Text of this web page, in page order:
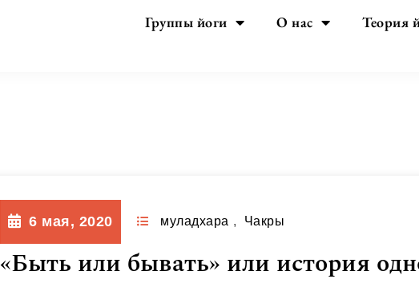
Группы йоги О нас Теория
6 мая, 2020 муладхара , Чакры
«Быть или бывать» или история